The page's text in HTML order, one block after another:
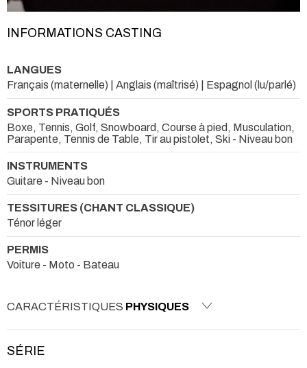
INFORMATIONS CASTING
LANGUES
Français (maternelle) | Anglais (maîtrisé) | Espagnol (lu/parlé)
SPORTS PRATIQUÉS
Boxe, Tennis, Golf, Snowboard, Course à pied, Musculation,
Parapente, Tennis de Table, Tir au pistolet, Ski - Niveau bon
INSTRUMENTS
Guitare - Niveau bon
TESSITURES (CHANT CLASSIQUE)
Ténor léger
PERMIS
Voiture - Moto - Bateau
CARACTÉRISTIQUES PHYSIQUES
SÉRIE